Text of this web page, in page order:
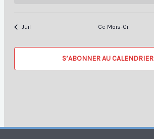
Juil Ce Mois-Ci
S’ABONNER AU CALENDRIER